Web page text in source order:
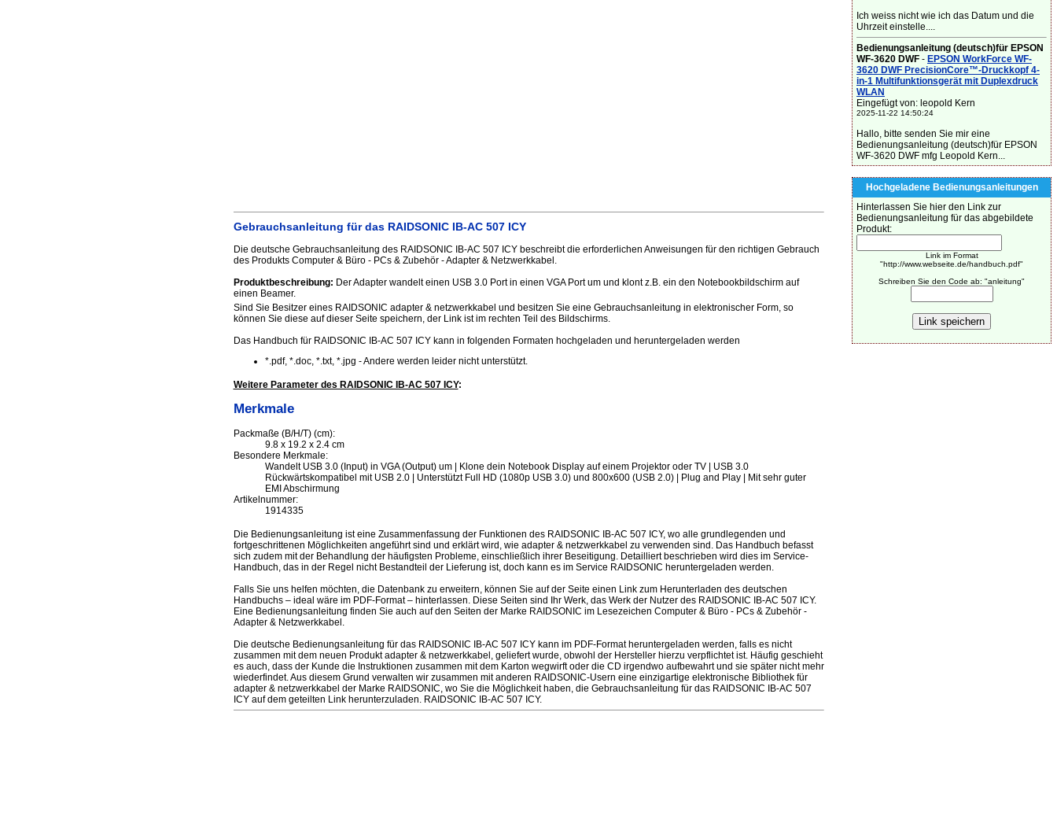
Gebrauchsanleitung für das RAIDSONIC IB-AC 507 ICY
Die deutsche Gebrauchsanleitung des RAIDSONIC IB-AC 507 ICY beschreibt die erforderlichen Anweisungen für den richtigen Gebrauch
des Produkts Computer & Büro - PCs & Zubehör - Adapter & Netzwerkkabel.
Produktbeschreibung: Der Adapter wandelt einen USB 3.0 Port in einen VGA Port um und klont z.B. ein den Notebookbildschirm auf
einen Beamer.
Sind Sie Besitzer eines RAIDSONIC adapter & netzwerkkabel und besitzen Sie eine Gebrauchsanleitung in elektronischer Form, so
können Sie diese auf dieser Seite speichern, der Link ist im rechten Teil des Bildschirms.
Das Handbuch für RAIDSONIC IB-AC 507 ICY kann in folgenden Formaten hochgeladen und heruntergeladen werden
*.pdf, *.doc, *.txt, *.jpg - Andere werden leider nicht unterstützt.
Weitere Parameter des RAIDSONIC IB-AC 507 ICY:
Merkmale
Packmaße (B/H/T) (cm):
9.8 x 19.2 x 2.4 cm
Besondere Merkmale:
Wandelt USB 3.0 (Input) in VGA (Output) um | Klone dein Notebook Display auf einem Projektor oder TV | USB 3.0
Rückwärtskompatibel mit USB 2.0 | Unterstützt Full HD (1080p USB 3.0) und 800x600 (USB 2.0) | Plug and Play | Mit sehr guter
EMI Abschirmung
Artikelnummer:
1914335
Die Bedienungsanleitung ist eine Zusammenfassung der Funktionen des RAIDSONIC IB-AC 507 ICY, wo alle grundlegenden und
fortgeschrittenen Möglichkeiten angeführt sind und erklärt wird, wie adapter & netzwerkkabel zu verwenden sind. Das Handbuch befasst
sich zudem mit der Behandlung der häufigsten Probleme, einschließlich ihrer Beseitigung. Detailliert beschrieben wird dies im Service-
Handbuch, das in der Regel nicht Bestandteil der Lieferung ist, doch kann es im Service RAIDSONIC heruntergeladen werden.
Falls Sie uns helfen möchten, die Datenbank zu erweitern, können Sie auf der Seite einen Link zum Herunterladen des deutschen
Handbuchs – ideal wäre im PDF-Format – hinterlassen. Diese Seiten sind Ihr Werk, das Werk der Nutzer des RAIDSONIC IB-AC 507 ICY.
Eine Bedienungsanleitung finden Sie auch auf den Seiten der Marke RAIDSONIC im Lesezeichen Computer & Büro - PCs & Zubehör -
Adapter & Netzwerkkabel.
Die deutsche Bedienungsanleitung für das RAIDSONIC IB-AC 507 ICY kann im PDF-Format heruntergeladen werden, falls es nicht
zusammen mit dem neuen Produkt adapter & netzwerkkabel, geliefert wurde, obwohl der Hersteller hierzu verpflichtet ist. Häufig geschieht
es auch, dass der Kunde die Instruktionen zusammen mit dem Karton wegwirft oder die CD irgendwo aufbewahrt und sie später nicht mehr
wiederfindet. Aus diesem Grund verwalten wir zusammen mit anderen RAIDSONIC-Usern eine einzigartige elektronische Bibliothek für
adapter & netzwerkkabel der Marke RAIDSONIC, wo Sie die Möglichkeit haben, die Gebrauchsanleitung für das RAIDSONIC IB-AC 507
ICY auf dem geteilten Link herunterzuladen. RAIDSONIC IB-AC 507 ICY.
Ich weiss nicht wie ich das Datum und die
Uhrzeit einstelle....
Bedienungsanleitung (deutsch)für EPSON
WF-3620 DWF - EPSON WorkForce WF-
3620 DWF PrecisionCore™-Druckkopf 4-
in-1 Multifunktionsgerät mit Duplexdruck
WLAN
Eingefügt von: leopold Kern
2025-11-22 14:50:24
Hallo, bitte senden Sie mir eine
Bedienungsanleitung (deutsch)für EPSON
WF-3620 DWF mfg Leopold Kern...
Hochgeladene Bedienungsanleitungen
Hinterlassen Sie hier den Link zur
Bedienungsanleitung für das abgebildete
Produkt:
Link im Format
"http://www.webseite.de/handbuch.pdf"
Schreiben Sie den Code ab: "anleitung"